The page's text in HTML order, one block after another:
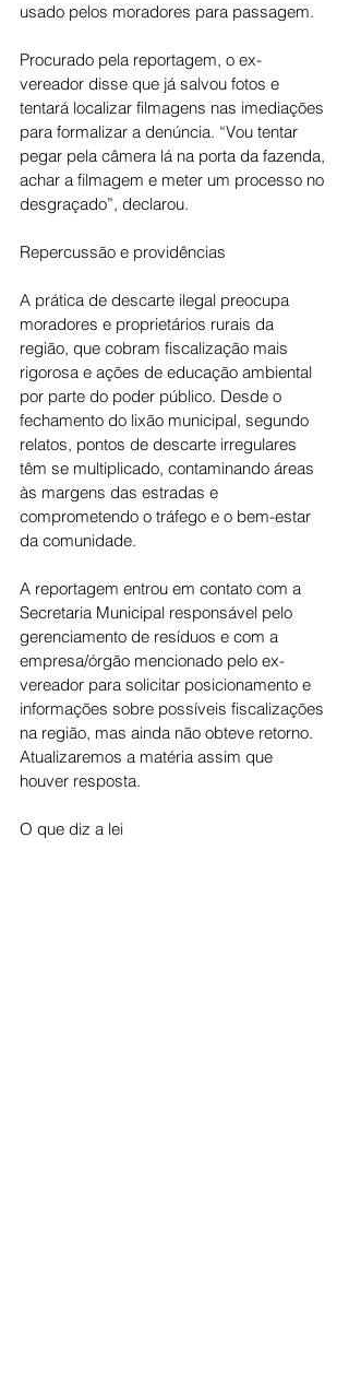
usado pelos moradores para passagem.
Procurado pela reportagem, o ex-
vereador disse que já salvou fotos e
tentará localizar filmagens nas imediações
para formalizar a denúncia. “Vou tentar
pegar pela câmera lá na porta da fazenda,
achar a filmagem e meter um processo no
desgraçado”, declarou.
Repercussão e providências
A prática de descarte ilegal preocupa
moradores e proprietários rurais da
região, que cobram fiscalização mais
rigorosa e ações de educação ambiental
por parte do poder público. Desde o
fechamento do lixão municipal, segundo
relatos, pontos de descarte irregulares
têm se multiplicado, contaminando áreas
às margens das estradas e
comprometendo o tráfego e o bem-estar
da comunidade.
A reportagem entrou em contato com a
Secretaria Municipal responsável pelo
gerenciamento de resíduos e com a
empresa/órgão mencionado pelo ex-
vereador para solicitar posicionamento e
informações sobre possíveis fiscalizações
na região, mas ainda não obteve retorno.
Atualizaremos a matéria assim que
houver resposta.
O que diz a lei